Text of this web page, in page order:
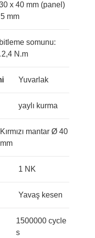
x 40 mm (panel)
mm
somunu:
N.m
Yuvarlak
yaylı kurma
Kırmızı mantar Ø 40
mm
1 NK
Yavaş kesen
1500000 cycle
s